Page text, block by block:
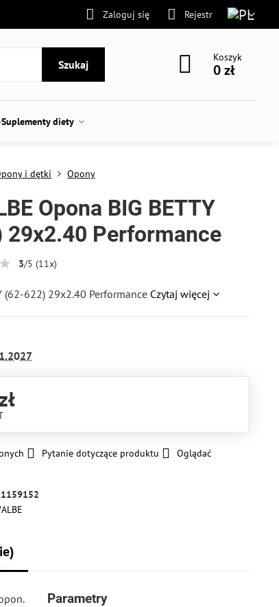
Zaloguj się Rejestr
Szukaj
Koszyk
0 zł
Suplementy diety
i dętki Opony
Opona BIG BETTY
29x2.40 Performance
3/5 (11x)
(62-622) 29x2.40 Performance Czytaj więcej
Pytanie dotyczące produktu
Oglądać
Parametry